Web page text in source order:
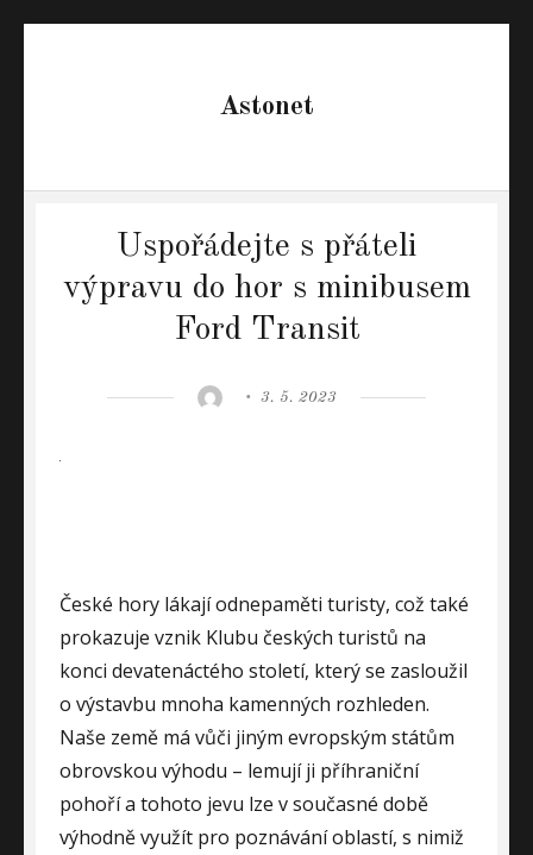
Astonet
Uspořádejte s přáteli
výpravu do hor s minibusem
Ford Transit
AuthorPosted
3. 5. 2023
České hory lákají odnepaměti turisty, což také
prokazuje vznik Klubu českých turistů na
konci devatenáctého století, který se zasloužil
o výstavbu mnoha kamenných rozhleden.
Naše země má vůči jiným evropským státům
obrovskou výhodu – lemují ji příhraniční
pohoří a tohoto jevu lze v současné době
výhodně využít pro poznávání oblastí, s nimiž